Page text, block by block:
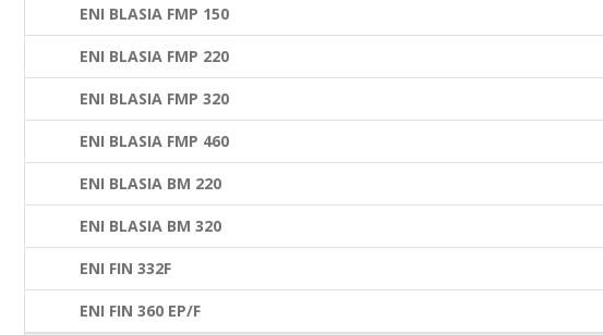
ENI BLASIA FMP 150
ENI BLASIA FMP 220
ENI BLASIA FMP 320
ENI BLASIA FMP 460
ENI BLASIA BM 220
ENI BLASIA BM 320
ENI FIN 332F
ENI FIN 360 EP/F